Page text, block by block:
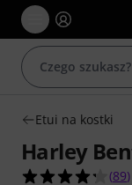
Etui na kostki
Harley
4.2
(89)